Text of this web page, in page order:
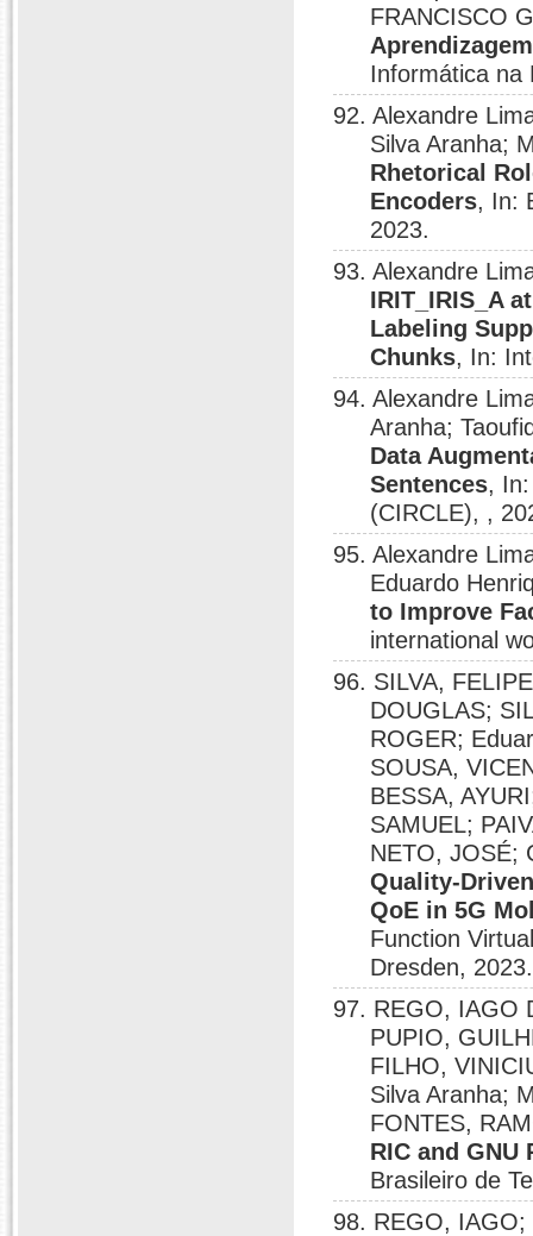
FRANCISCO
Informática na
92. Alexandre
Silva Aranha;
Rhetorical
Encoders, In:
2023.
93. Alexandre
IRIT_IRIS_A
Labeling
Chunks, In:
94. Alexandre
Aranha;
Data
Sentences,
(CIRCLE), ,
95. Alexandre
Eduardo
to Improve
international
96. SILVA,
DOUGLAS;
ROGER;
SOUSA,
BESSA,
SAMUEL;
NETO, JOSÉ;
Quality-
QoE in 5G
Function
Dresden, 2023.
97. REGO, IAGO
PUPIO,
FILHO,
Silva Aranha;
FONTES,
RIC and GNU
Brasileiro de
98. REGO, IAGO;